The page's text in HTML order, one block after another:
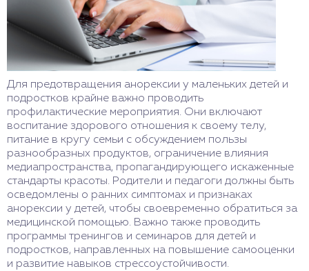
Для предотвращения анорексии у маленьких детей и
подростков крайне важно проводить
профилактические мероприятия. Они включают
воспитание здорового отношения к своему телу,
питание в кругу семьи с обсуждением пользы
разнообразных продуктов, ограничение влияния
медиапространства, пропагандирующего искаженные
стандарты красоты. Родители и педагоги должны быть
осведомлены о ранних симптомах и признаках
анорексии у детей, чтобы своевременно обратиться за
медицинской помощью. Важно также проводить
программы тренингов и семинаров для детей и
подростков, направленных на повышение самооценки
и развитие навыков стрессоустойчивости.